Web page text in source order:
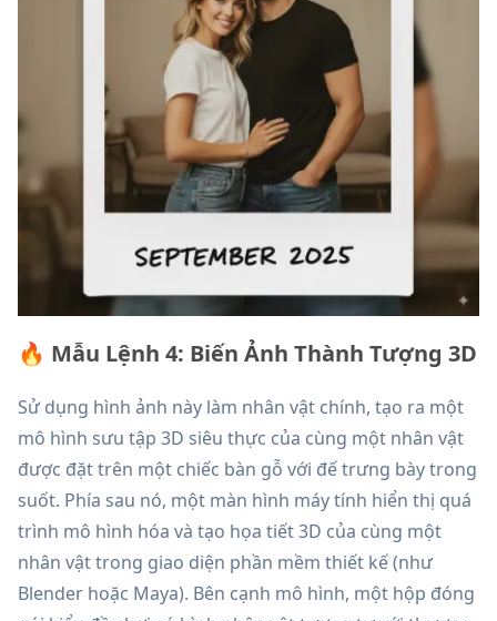
🔥 Mẫu Lệnh 4: Biến Ảnh Thành Tượng 3D
Sử dụng hình ảnh này làm nhân vật chính, tạo ra một
mô hình sưu tập 3D siêu thực của cùng một nhân vật
được đặt trên một chiếc bàn gỗ với đế trưng bày trong
suốt. Phía sau nó, một màn hình máy tính hiển thị quá
trình mô hình hóa và tạo họa tiết 3D của cùng một
nhân vật trong giao diện phần mềm thiết kế (như
Blender hoặc Maya). Bên cạnh mô hình, một hộp đóng